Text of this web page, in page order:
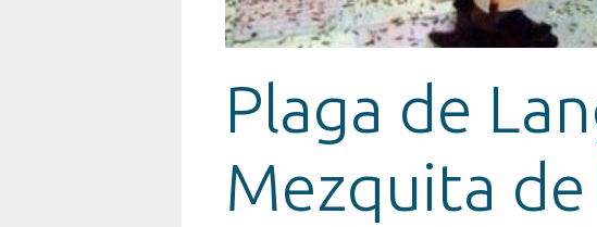
Plaga de
Mezquita